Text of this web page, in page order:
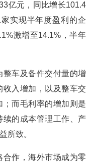
亿元，同比增长101.4
实现半年度盈利的企
激增至14.1%，半年
车及备件交付量的增
入增加，以及整车交
而毛利率的增加则是
续的成本管理工作、产
所致。
作，海外市场成为零